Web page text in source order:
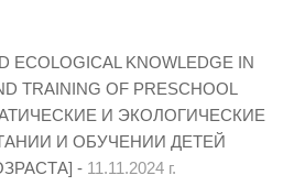
ECOLOGICAL KNOWLEDGE IN
TRAINING OF PRESCHOOL
И ЭКОЛОГИЧЕСКИЕ
И ОБУЧЕНИИ ДЕТЕЙ
- 11.11.2024 г.